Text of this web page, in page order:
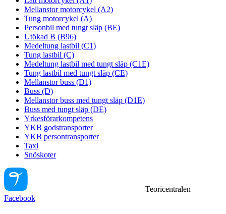
Mellanstor motorcykel (A2)
Tung motorcykel (A)
Personbil med tungt släp (BE)
Utökad B (B96)
Medeltung lastbil (C1)
Tung lastbil (C)
Medeltung lastbil med tungt släp (C1E)
Tung lastbil med tungt släp (CE)
Mellanstor buss (D1)
Buss (D)
Mellanstor buss med tungt släp (D1E)
Buss med tungt släp (DE)
Yrkesförarkompetens
YKB godstransporter
YKB persontransporter
Taxi
Snöskoter
Teoricentralen
Facebook